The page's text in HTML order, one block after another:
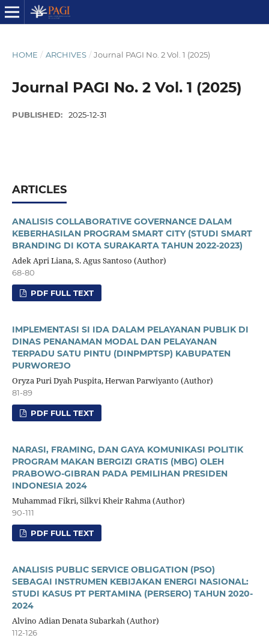
HOME / ARCHIVES / Journal PAGI No. 2 Vol. 1 (2025)
Journal PAGI No. 2 Vol. 1 (2025)
PUBLISHED: 2025-12-31
ARTICLES
ANALISIS COLLABORATIVE GOVERNANCE DALAM
KEBERHASILAN PROGRAM SMART CITY (STUDI SMART
BRANDING DI KOTA SURAKARTA TAHUN 2022-2023)
Adek Apri Liana, S. Agus Santoso (Author)
68-80
PDF FULL TEXT
IMPLEMENTASI SI IDA DALAM PELAYANAN PUBLIK DI
DINAS PENANAMAN MODAL DAN PELAYANAN
TERPADU SATU PINTU (DINPMPTSP) KABUPATEN
PURWOREJO
Oryza Puri Dyah Puspita, Herwan Parwiyanto (Author)
81-89
PDF FULL TEXT
NARASI, FRAMING, DAN GAYA KOMUNIKASI POLITIK
PROGRAM MAKAN BERGIZI GRATIS (MBG) OLEH
PRABOWO-GIBRAN PADA PEMILIHAN PRESIDEN
INDONESIA 2024
Muhammad Fikri, Silkvi Kheir Rahma (Author)
90-111
PDF FULL TEXT
ANALISIS PUBLIC SERVICE OBLIGATION (PSO)
SEBAGAI INSTRUMEN KEBIJAKAN ENERGI NASIONAL:
STUDI KASUS PT PERTAMINA (PERSERO) TAHUN 2020-
2024
Alvino Adian Denata Subarkah (Author)
112-126